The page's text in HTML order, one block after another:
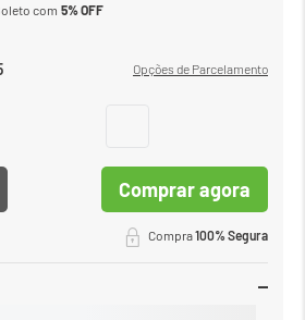
com 5% OFF
Opções de Parcelamento
Comprar agora
Compra100% Segura